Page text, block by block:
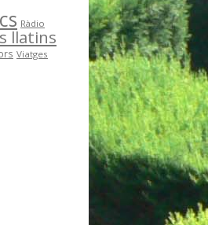
Ràdio
llatins
Viatges